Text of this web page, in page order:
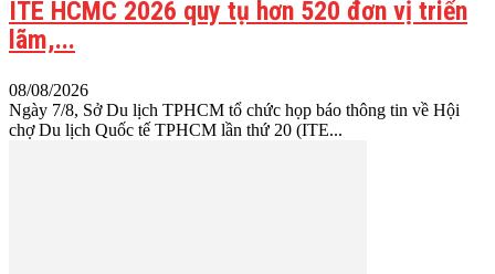
ITE HCMC 2026 quy tụ hơn 520 đơn vị triển
lãm,...
08/08/2026
Ngày 7/8, Sở Du lịch TPHCM tổ chức họp báo thông tin về Hội
chợ Du lịch Quốc tế TPHCM lần thứ 20 (ITE...